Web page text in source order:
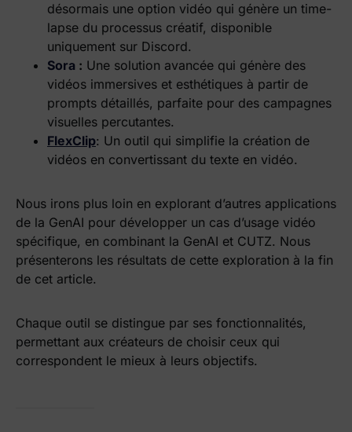
désormais une option vidéo qui génère un time-
lapse du processus créatif, disponible
uniquement sur Discord.
Sora : Une solution avancée qui génère des
vidéos immersives et esthétiques à partir de
prompts détaillés, parfaite pour des campagnes
visuelles percutantes.
FlexClip: Un outil qui simplifie la création de
vidéos en convertissant du texte en vidéo.
Nous irons plus loin en explorant d’autres applications
de la GenAI pour développer un cas d’usage vidéo
spécifique, en combinant la GenAI et CUTZ. Nous
présenterons les résultats de cette exploration à la fin
de cet article.
Chaque outil se distingue par ses fonctionnalités,
permettant aux créateurs de choisir ceux qui
correspondent le mieux à leurs objectifs.